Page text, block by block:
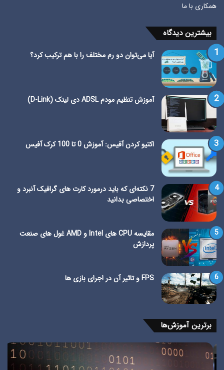
همکاری با ما
بیشترین دیدگاه
آیا می‌توان دو رم مختلف را با هم ترکیب کرد؟
آموزش تنظیم مودم ADSL دی لینک (D-Link)
اکتیو کردن آفیس: آموزش 0 تا 100 کرک آفیس
7 نکته‌ای که باید درمورد کارت های گرافیک آنبرد و
اختصاصی بدانید
مقایسه CPU های Intel و AMD غول های صنعت
پردازش
FPS و تاثیر آن در اجرای بازی ها
برترین آموزش‌ها
آموزش
قفل